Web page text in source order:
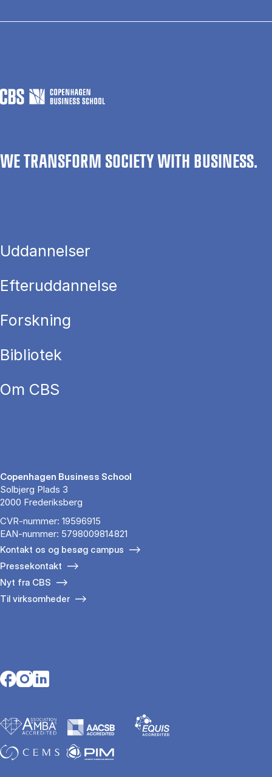
WE TRANSFORM SOCIETY WITH BUSINESS.
Uddannelser
Efteruddannelse
Forskning
Bibliotek
Om CBS
Copenhagen Business School
Solbjerg Plads 3
2000 Frederiksberg
CVR-nummer: 19596915
EAN-nummer: 5798009814821
Kontakt os og besøg campus
Pressekontakt
Nyt fra CBS
Til virksomheder
Opens in a new tab
Opens in a new tab
Opens in a new tab